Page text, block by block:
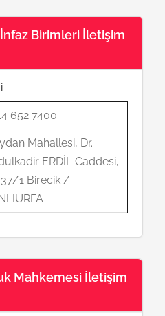
İnfaz Birimleri İletişim
652 7400
Mahallesi, Dr.
ERDİL Caddesi,
1 Birecik /
Mahkemesi İletişim